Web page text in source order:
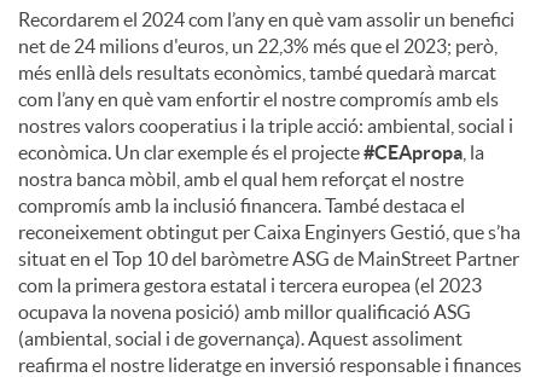
Recordarem el 2024 com l’any en què vam assolir un benefici
net de 24 milions d'euros, un 22,3% més que el 2023; però,
més enllà dels resultats econòmics, també quedarà marcat
com l’any en què vam enfortir el nostre compromís amb els
nostres valors cooperatius i la triple acció: ambiental, social i
econòmica. Un clar exemple és el projecte#CEApropa , la
nostra banca mòbil, amb el qual hem reforçat el nostre
compromís amb la inclusió financera. També destaca el
reconeixement obtingut per Caixa Enginyers Gestió, que s’ha
situat en el Top 10 del baròmetre ASG de MainStreet Partner
com la primera gestora estatal i tercera europea (el 2023
ocupava la novena posició) amb millor qualificació ASG
(ambiental, social i de governança). Aquest assoliment
reafirma el nostre lideratge en inversió responsable i finances